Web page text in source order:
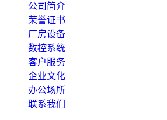
公司简介
荣誉证书
厂房设备
数控系统
客户服务
企业文化
办公场所
联系我们